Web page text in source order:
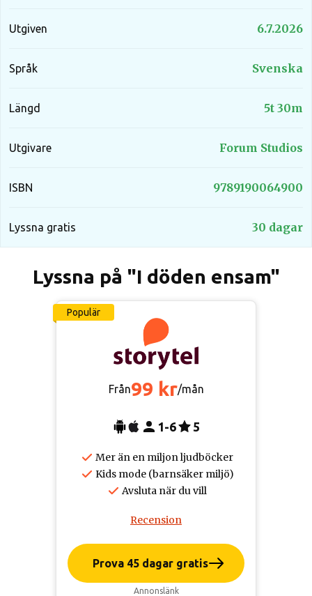
Utgiven 6.7.2026
Språk Svenska
Längd 5t 30m
Utgivare Forum Studios
ISBN 9789190064900
Lyssna gratis 30 dagar
Lyssna på "I döden ensam"
Populär
Från99 kr/mån
1-6 5
Mer än en miljon ljudböcker
Kids mode (barnsäker miljö)
Avsluta när du vill
Recension
Prova 45 dagar gratis
Annonslänk